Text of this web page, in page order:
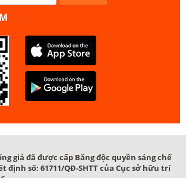
giả đã được cấp Bằng độc quyền sáng chế
định số: 61711/QĐ-SHTT của Cục sở hữu trí